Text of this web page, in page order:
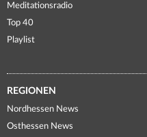
Meditationsradio
Top 40
Playlist
REGIONEN
Nordhessen News
Osthessen News